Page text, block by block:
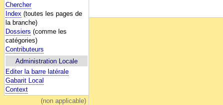
Chercher
Index (toutes les pages de
la branche)
Dossiers (comme les
catégories)
Contributeurs
Administration Locale
Editer la barre latérale
Gabarit Local
Context
(non applicable)